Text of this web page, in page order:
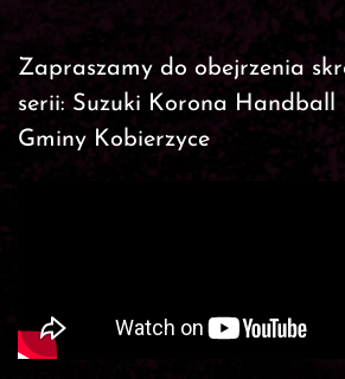
Zapraszamy do obejrzenia
serii: Suzuki Korona Handball
Gminy Kobierzyce